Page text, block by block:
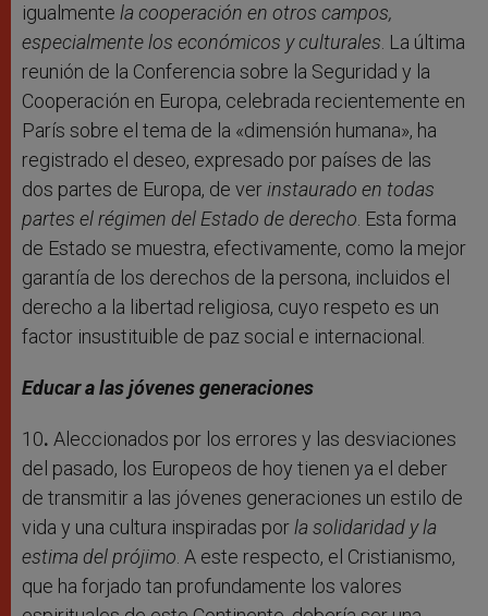
igualmente la cooperación en otros campos,
especialmente los económicos y culturales. La última
reunión de la Conferencia sobre la Seguridad y la
Cooperación en Europa, celebrada recientemente en
París sobre el tema de la «dimensión humana», ha
registrado el deseo, expresado por países de las
dos partes de Europa, de verinstaurado en todas
partes el régimen del Estado de derecho. Esta forma
de Estado se muestra, efectivamente, como la mejor
garantía de los derechos de la persona, incluidos el
derecho a la libertad religiosa, cuyo respeto es un
factor insustituible de paz social e internacional.
Educar a las jóvenes generaciones
10. Aleccionados por los errores y las desviaciones
del pasado, los Europeos de hoy tienen ya el deber
de transmitir a las jóvenes generaciones un estilo de
vida y una cultura inspiradas porla solidaridad y la
estima del prójimo. A este respecto, el Cristianismo,
que ha forjado tan profundamente los valores